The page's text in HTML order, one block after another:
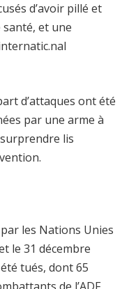
d’avoir pillé et
et une
d’attaques ont été
par une arme à
lis
les Nations Unies
le 31 décembre
tués, dont 65